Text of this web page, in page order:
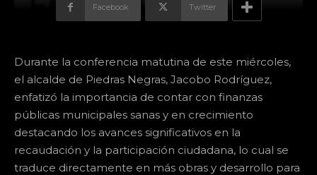
Facebook Twitter
Durante la conferencia matutina de este miércoles,
el alcalde de Piedras Negras, Jacobo Rodríguez,
enfatizó la importancia de contar con finanzas
públicas municipales sanas y en crecimiento
destacando los avances significativos en la
recaudación y la participación ciudadana, lo cual se
traduce directamente en más obras y desarrollo para